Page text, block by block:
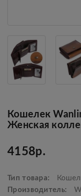
Кошелек
Женская
4158р.
Тип товара:
Производитель: